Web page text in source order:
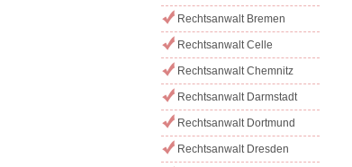
Rechtsanwalt Bremen
Rechtsanwalt Celle
Rechtsanwalt Chemnitz
Rechtsanwalt Darmstadt
Rechtsanwalt Dortmund
Rechtsanwalt Dresden